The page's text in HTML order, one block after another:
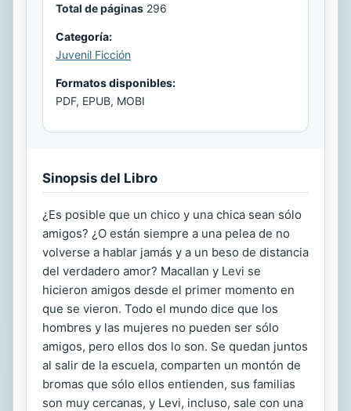
Total de páginas 296
Categoría:
Juvenil Ficción
Formatos disponibles:
PDF, EPUB, MOBI
Sinopsis del Libro
¿Es posible que un chico y una chica sean sólo
amigos? ¿O están siempre a una pelea de no
volverse a hablar jamás y a un beso de distancia
del verdadero amor? Macallan y Levi se
hicieron amigos desde el primer momento en
que se vieron. Todo el mundo dice que los
hombres y las mujeres no pueden ser sólo
amigos, pero ellos dos lo son. Se quedan juntos
al salir de la escuela, comparten un montón de
bromas que sólo ellos entienden, sus familias
son muy cercanas, y Levi, incluso, sale con una